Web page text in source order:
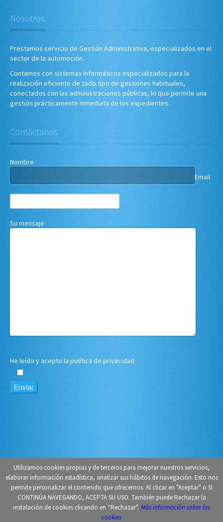
Nosotros
Prestamos servicio de Gestión Administrativa, especializados en el
sector de la automoción.
Contamos con sistemas informáticos especializados para la
realización eficiente de todo tipo de gestiones habituales,
conectados con las administraciones públicas, lo que permite una
gestión prácticamente inmediata de los expedientes.
Contáctanos
Nombre
Email
Su mensaje
He leído y acepto la política de privacidad
Copyright © Gestoría Sanchidrian 2018. Diseño páginas web Madrid.
Aviso Legal
Utilizamos cookies propias y de terceros para mejorar nuestros servicios,
elaborar información estadística, analizar sus hábitos de navegación. Esto nos
permite personalizar el contenido que ofrecemos. Al clicar en "Aceptar" o SI
CONTINÚA NAVEGANDO, ACEPTA SU USO. También puede Rechazar la
instalación de cookies clicando en “Rechazar". Más información sobre las
cookies